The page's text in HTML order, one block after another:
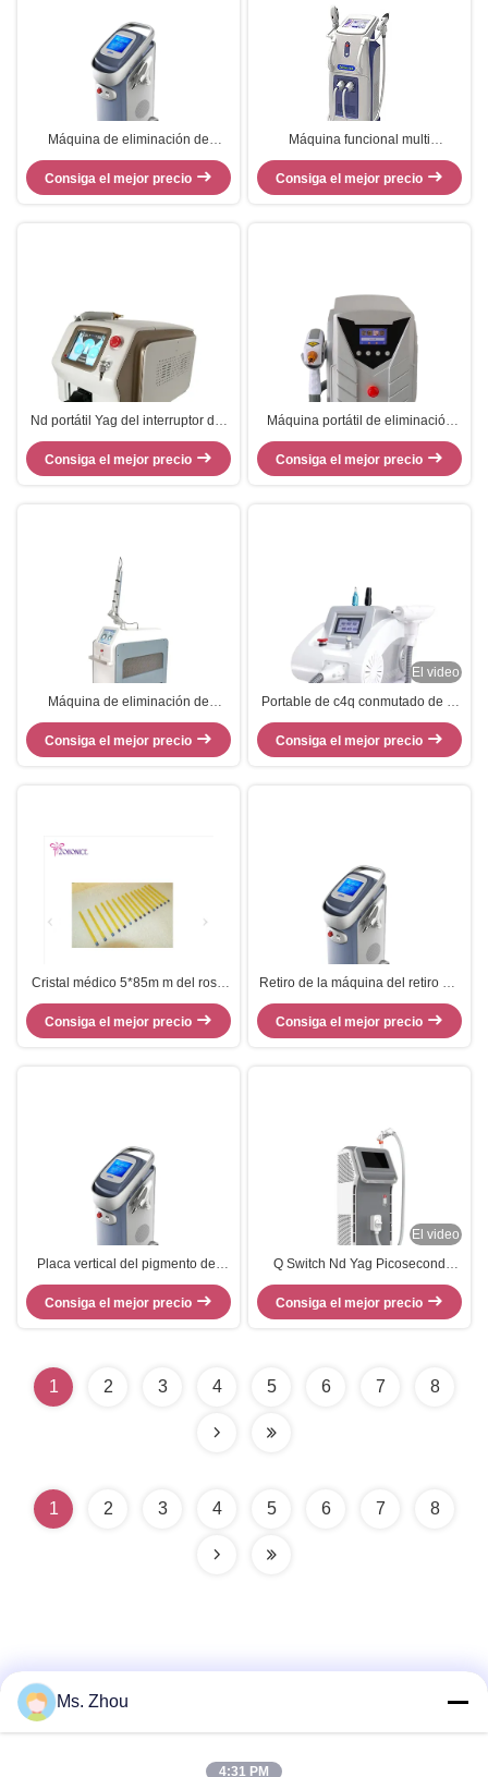
Máquina de eliminación de
tatuajes láser de pantalla táctil de
colores con programa de interfaz
multilingüe
Consiga el mejor precio
Máquina funcional multi
Ac220v/50hz del retiro del tatuaje
del laser del Nd Yag del
interruptor de Q
Consiga el mejor precio
Nd portátil Yag del interruptor del
nanómetro Q del picosegundo
1064 de picosecond de la
máquina del retiro del tatuaje del
Consiga el mejor precio
Máquina portátil de eliminación
de tatuajes con láser de 1064nm
532nm Q Switch ND Yag
Consiga el mejor precio
Máquina de eliminación de
tatuajes láser de alta energía para
la eliminación de tatuajes
corporales rejuvenecimiento de la
Consiga el mejor precio
El video
Portable de c4q conmutado de la
máquina del retiro del tatuaje del
laser del ND Yag para el pigmento
de la piel
Consiga el mejor precio
Cristal médico 5*85m m del rosa
del amarillo de Rod de la
máquina del retiro del tatuaje del
laser del Nd Yag
Consiga el mejor precio
Retiro de la máquina del retiro del
tatuaje del laser de Y6A-Yolanda
con la exhibición del LCD, azul
Consiga el mejor precio
Placa vertical del pigmento del
retiro de la máquina del retiro del
tatuaje del laser, alta energía
Consiga el mejor precio
El video
Q Switch Nd Yag Picosecond
Laser Tattoo Removal Machine
Blanqueamiento de la piel
Consiga el mejor precio
1 2 3 4 5 6 7 8
1 2 3 4 5 6 7 8
Ms. Zhou
4:31 PM